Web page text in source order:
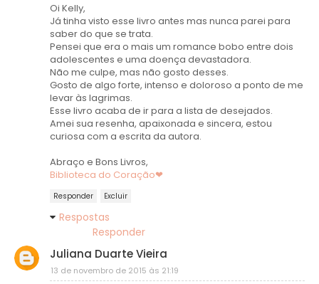
Oi Kelly,
Já tinha visto esse livro antes mas nunca parei para
saber do que se trata.
Pensei que era o mais um romance bobo entre dois
adolescentes e uma doença devastadora.
Não me culpe, mas não gosto desses.
Gosto de algo forte, intenso e doloroso a ponto de me
levar às lagrimas.
Esse livro acaba de ir para a lista de desejados.
Amei sua resenha, apaixonada e sincera, estou
curiosa com a escrita da autora.
Abraço e Bons Livros,
Biblioteca do Coração❤
Responder Excluir
Respostas
Responder
Juliana Duarte Vieira
13 de novembro de 2015 às 21:19